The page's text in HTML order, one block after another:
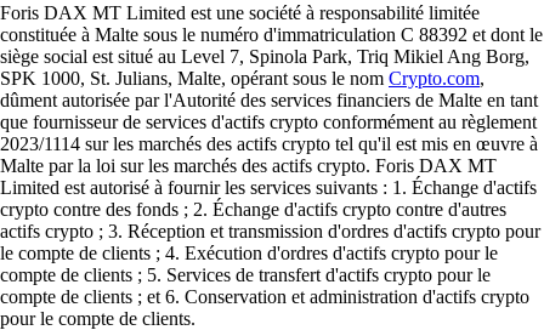
Foris DAX MT Limited est une société à responsabilité limitée
constituée à Malte sous le numéro d'immatriculation C 88392 et dont le
siège social est situé au Level 7, Spinola Park, Triq Mikiel Ang Borg,
SPK 1000, St. Julians, Malte, opérant sous le nom Crypto.com,
dûment autorisée par l'Autorité des services financiers de Malte en tant
que fournisseur de services d'actifs crypto conformément au règlement
2023/1114 sur les marchés des actifs crypto tel qu'il est mis en œuvre à
Malte par la loi sur les marchés des actifs crypto. Foris DAX MT
Limited est autorisé à fournir les services suivants : 1. Échange d'actifs
crypto contre des fonds ; 2. Échange d'actifs crypto contre d'autres
actifs crypto ; 3. Réception et transmission d'ordres d'actifs crypto pour
le compte de clients ; 4. Exécution d'ordres d'actifs crypto pour le
compte de clients ; 5. Services de transfert d'actifs crypto pour le
compte de clients ; et 6. Conservation et administration d'actifs crypto
pour le compte de clients.